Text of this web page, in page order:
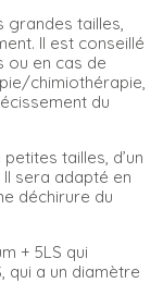
grandes tailles,
Il est conseillé
ou en cas de
chimiothérapie,
du
tailles, d’un
sera adapté en
déchirure du
+ 5LS qui
qui a un diamètre